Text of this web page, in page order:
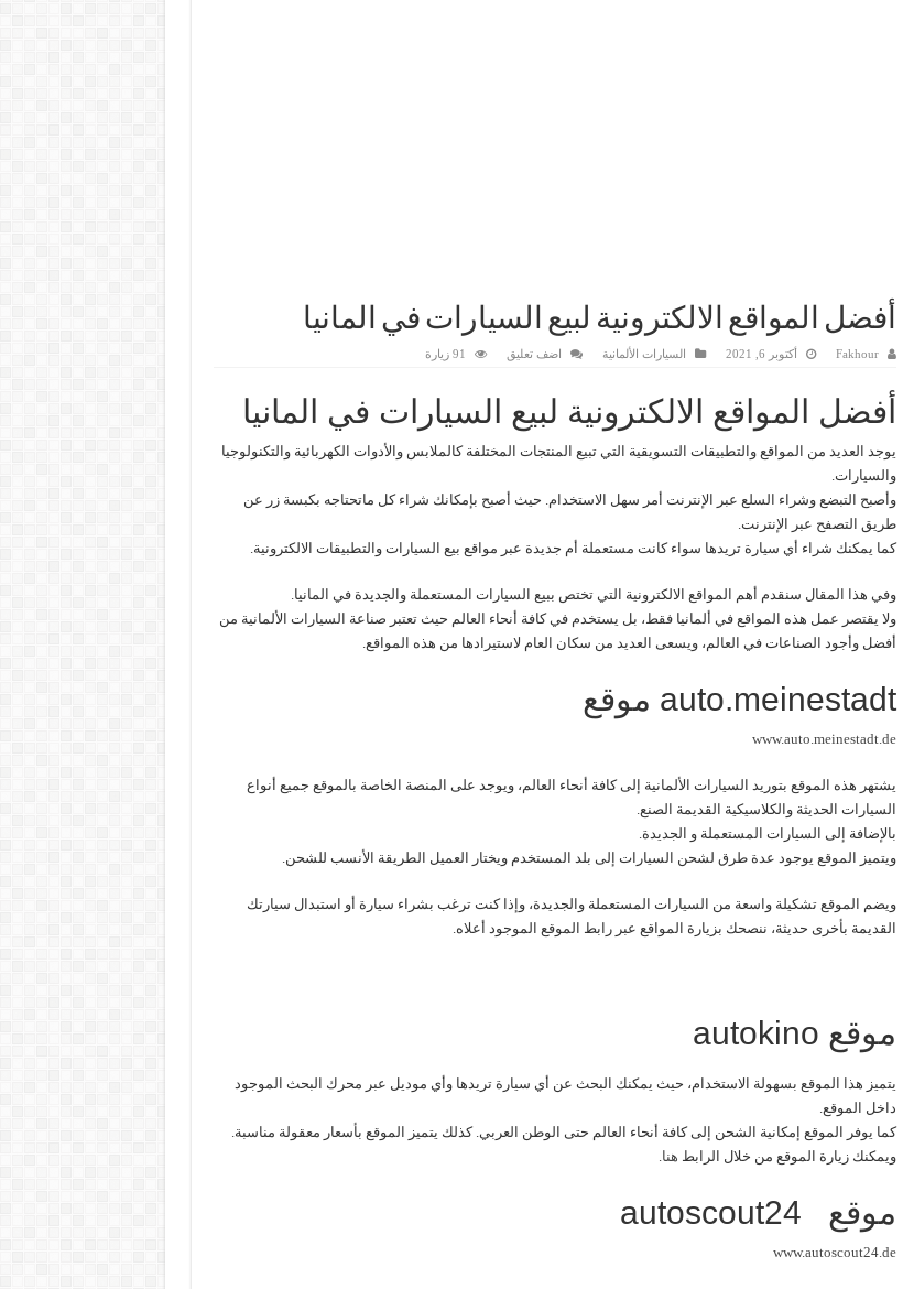
أفضل المواقع الالكترونية لبيع السيارات في المانيا
Fakhour أكتوبر 6, 2021 السيارات الألمانية اضف تعليق 91 زيارة
أفضل المواقع الالكترونية لبيع السيارات في المانيا
يوجد العديد من المواقع والتطبيقات التسويقية التي تبيع المنتجات المختلفة كالملابس والأدوات الكهربائية والتكنولوجيا
والسيارات.
وأصبح التبضع وشراء السلع عبر الإنترنت أمر سهل الاستخدام. حيث أصبح بإمكانك شراء كل ماتحتاجه بكبسة زر عن
طريق التصفح عبر الإنترنت.
كما يمكنك شراء أي سيارة تريدها سواء كانت مستعملة أم جديدة عبر مواقع بيع السيارات والتطبيقات الالكترونية.
وفي هذا المقال سنقدم أهم المواقع الالكترونية التي تختص ببيع السيارات المستعملة والجديدة في المانيا.
ولا يقتصر عمل هذه المواقع في ألمانيا فقط، بل يستخدم في كافة أنحاء العالم حيث تعتبر صناعة السيارات الألمانية من
أفضل وأجود الصناعات في العالم، ويسعى العديد من سكان العام لاستيرادها من هذه المواقع.
auto.meinestadt موقع
www.auto.meinestadt.de
يشتهر هذه الموقع بتوريد السيارات الألمانية إلى كافة أنحاء العالم، ويوجد على المنصة الخاصة بالموقع جميع أنواع
السيارات الحديثة والكلاسيكية القديمة الصنع.
بالإضافة إلى السيارات المستعملة و الجديدة.
ويتميز الموقع يوجود عدة طرق لشحن السيارات إلى بلد المستخدم ويختار العميل الطريقة الأنسب للشحن.
ويضم الموقع تشكيلة واسعة من السيارات المستعملة والجديدة، وإذا كنت ترغب بشراء سيارة أو استبدال سيارتك
القديمة بأخرى حديثة، ننصحك بزيارة المواقع عبر رابط الموقع الموجود أعلاه.
موقع autokino
يتميز هذا الموقع بسهولة الاستخدام، حيث يمكنك البحث عن أي سيارة تريدها وأي موديل عبر محرك البحث الموجود
داخل الموقع.
كما يوفر الموقع إمكانية الشحن إلى كافة أنحاء العالم حتى الوطن العربي. كذلك يتميز الموقع بأسعار معقولة مناسبة.
ويمكنك زيارة الموقع من خلال الرابط هنا.
موقع autoscout24
www.autoscout24.de